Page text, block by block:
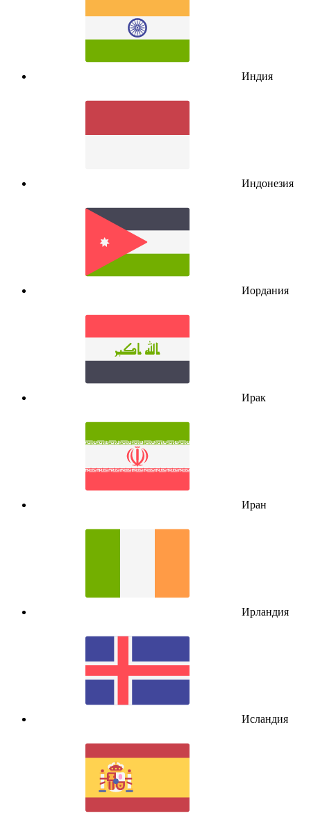
Индия
Индонезия
Иордания
Ирак
Иран
Ирландия
Исландия